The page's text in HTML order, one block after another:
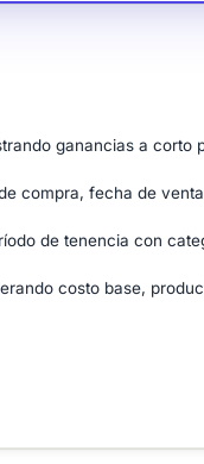
ganancias a corto
compra, fecha de
de tenencia con
costo base,